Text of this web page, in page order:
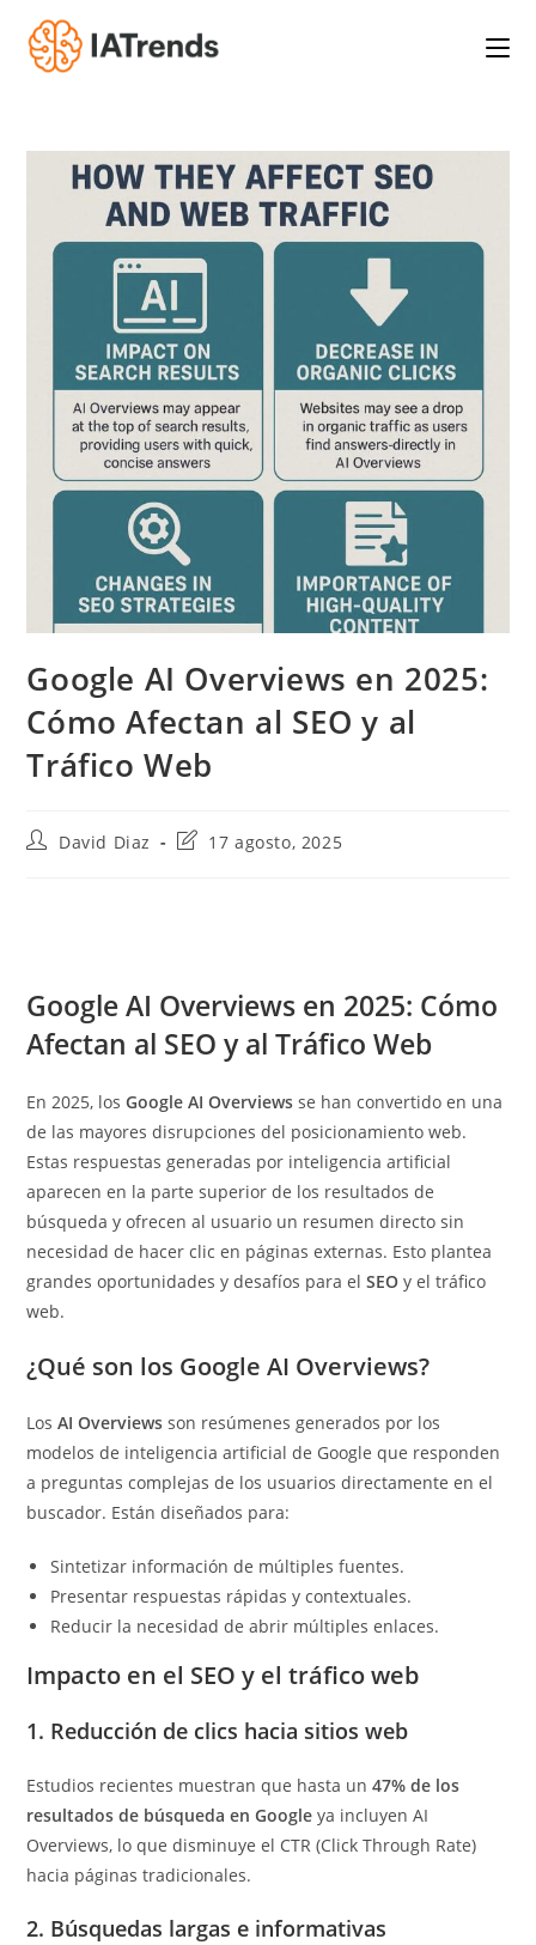
Saltar
contenido
Google AI Overviews en 2025:
Cómo Afectan al SEO y al
Tráfico Web
AutorDavid Diaz
Última17 agosto, 2025
Google AI Overviews en 2025: Cómo
Afectan al SEO y al Tráfico Web
En 2025, losGoogle AI Overviews se han convertido en una
de las mayores disrupciones del posicionamiento web.
Estas respuestas generadas por inteligencia artificial
aparecen en la parte superior de los resultados de
búsqueda y ofrecen al usuario un resumen directo sin
necesidad de hacer clic en páginas externas. Esto plantea
grandes oportunidades y desafíos para elSEO y el tráfico
web.
¿Qué son los Google AI Overviews?
LosAI Overviews son resúmenes generados por los
modelos de inteligencia artificial de Google que responden
a preguntas complejas de los usuarios directamente en el
buscador. Están diseñados para:
Sintetizar información de múltiples fuentes.
Presentar respuestas rápidas y contextuales.
Reducir la necesidad de abrir múltiples enlaces.
Impacto en el SEO y el tráfico web
1. Reducción de clics hacia sitios web
Estudios recientes muestran que hasta un47% de los
resultados de búsqueda en Google ya incluyen AI
Overviews, lo que disminuye el CTR (Click Through Rate)
hacia páginas tradicionales.
2. Búsquedas largas e informativas